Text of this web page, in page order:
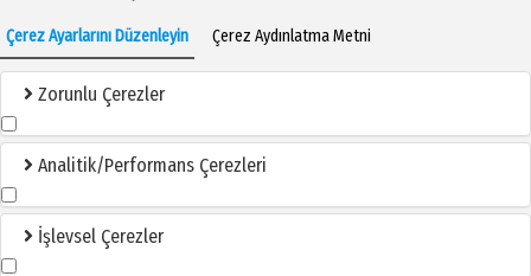
Çerez Ayarlarını Düzenleyin Çerez Aydınlatma Metni
Zorunlu Çerezler
Analitik/Performans Çerezleri
İşlevsel Çerezler